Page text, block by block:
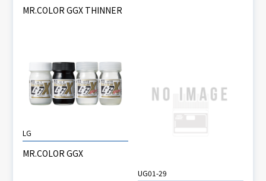
MR.COLOR GGX THINNER
LG
MR.COLOR GGX
UG01-29